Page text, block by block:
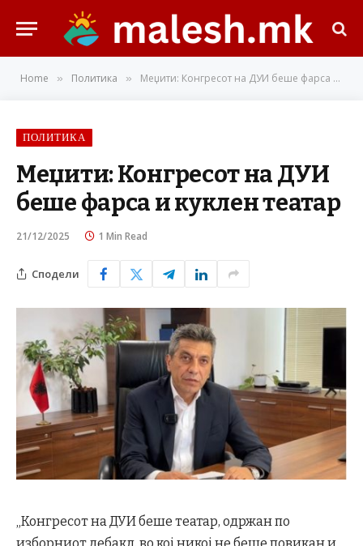
Home » Политика » Меџити: Конгресoт на ДУИ беше фарса и куклен театар
ПОЛИТИКА
Меџити: Конгресoт на ДУИ
беше фарса и куклен театар
21/12/2025 1 Min Read
Сподели
„Конгресот на ДУИ беше театар, одржан по